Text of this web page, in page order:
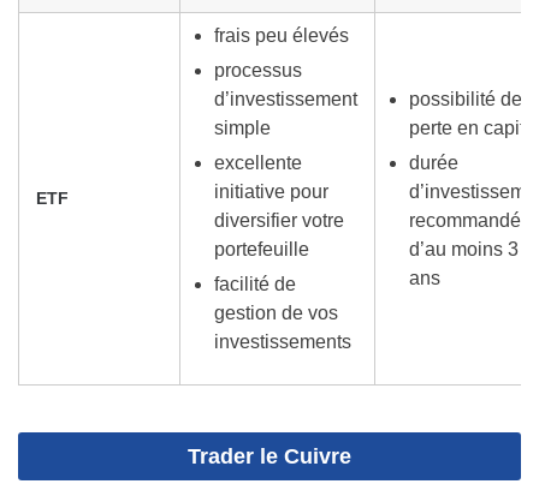
ETF
frais peu élevés
processus
d’investissement
simple
excellente
initiative pour
diversifier votre
portefeuille
facilité de
gestion de vos
investissements
possibilité de
perte en capital
durée
recommandé
d’au moins 3
ans
Trader le Cuivre